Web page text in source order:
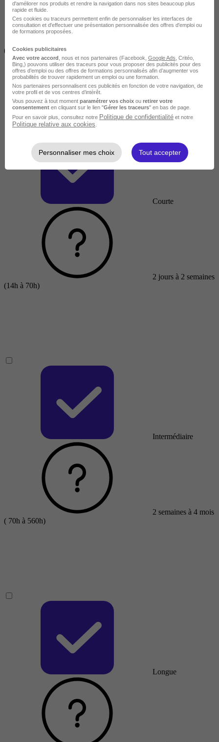
(14h)
Courte
2 jours à 2 semaines
(14h à 70h)
Intermédiaire
2 semaines à 4 mois
( 70h à 560h)
Longue
d'améliorer nos produits et rendre la navigation dans nos sites beaucoup plus
rapide et fluide.
Ces cookies ou traceurs permettent enfin de personnaliser les interfaces de
consultation et d'effectuer une présentation personnalisée des offres d'emploi ou
de formations proposées.
Cookies publicitaires
Avec votre accord , nous et nos partenaires (Facebook, Google Ads , Critéo,
Bing,) pouvons utiliser des traceurs pour vous proposer des publicités pour des
offres d’emploi ou des offres de formations personnalisés afin d’augmenter vos
probabilités de trouver rapidement un emploi ou une formation.
Nos partenaires personnalisent ces publicités en fonction de votre navigation, de
votre profil et de vos centres d’intérêt.
Vous pouvez à tout moment paramétrer vos choix ou retirer votre
consentement en cliquant sur le lien "Gérer les traceurs" en bas de page.
Pour en savoir plus, consultez notre Politique de confidentialité et notre
Politique relative aux cookies
Personnaliser mes choix Tout accepter